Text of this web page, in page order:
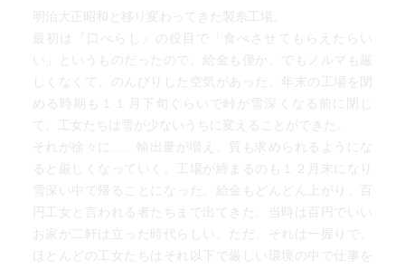
明治大正昭和と移り変わってきた製糸工場。
最初は『口べらし』の役目で「食べさせてもらえたらい
い」というものだったので、給金も僅か。でもノルマも厳
しくなくて、のんびりした空気があった。年末の工場を閉
める時期も１１月下旬ぐらいで峠が雪深くなる前に閉じ
て、工女たちは雪が少ないうちに変えることができた。
それが徐々に……輸出量が増え、質も求められるようにな
ると厳しくなっていく。工場が締まるのも１２月末になり
雪深い中で帰ることになった。給金もどんどん上がり、百
円工女と言われる者たちまで出てきた。当時は百円でいい
お家が二軒は立った時代らしい。ただ、それは一握りで、
ほとんどの工女たちはそれ以下で厳しい環境の中で仕事を